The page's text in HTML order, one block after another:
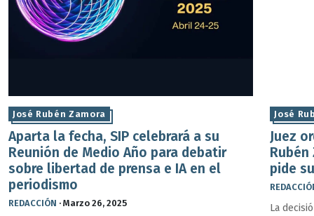
José Rubén Zamora
Aparta la fecha, SIP celebrará a su
Reunión de Medio Año para debatir
sobre libertad de prensa e IA en el
periodismo
REDACCIÓN · Marzo 26, 2025
José
Juez
Rubén
pide
La